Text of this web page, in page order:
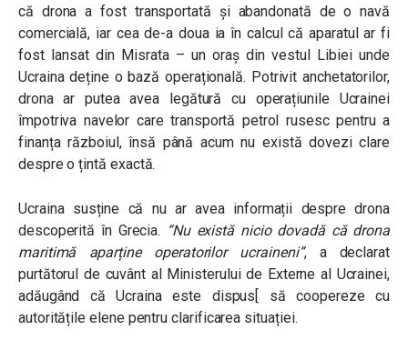
că drona a fost transportată și abandonată de o navă
comercială, iar cea de-a doua ia în calcul că aparatul ar fi
fost lansat din Misrata – un oraș din vestul Libiei unde
Ucraina deține o bază operațională. Potrivit anchetatorilor,
drona ar putea avea legătură cu operațiunile Ucrainei
împotriva navelor care transportă petrol rusesc pentru a
finanța războiul, însă până acum nu există dovezi clare
despre o țintă exactă.
Ucraina susține că nu ar avea informații despre drona
descoperită în Grecia. “Nu există nicio dovadă că drona
maritimă aparține operatorilor ucraineni”, a declarat
purtătorul de cuvânt al Ministerului de Externe al Ucrainei,
adăugând că Ucraina este dispus[ să coopereze cu
autoritățile elene pentru clarificarea situației.